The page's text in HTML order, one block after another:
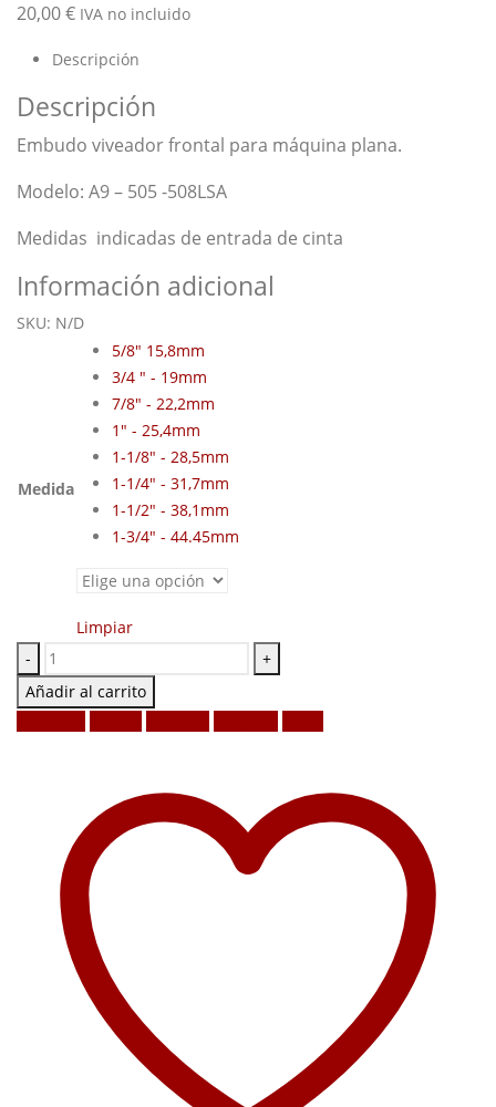
20,00€ IVA no incluido
Descripción
Descripción
Embudo viveador frontal para máquina plana.
Modelo: A9 – 505 -508LSA
Medidas indicadas de entrada de cinta
Información adicional
SKU: N/D
Medida
5/8" 15,8mm
3/4 " - 19mm
7/8" - 22,2mm
1" - 25,4mm
1-1/8" - 28,5mm
1-1/4" - 31,7mm
1-1/2" - 38,1mm
1-3/4" - 44.45mm
Limpiar
-
+
Añadir al carrito